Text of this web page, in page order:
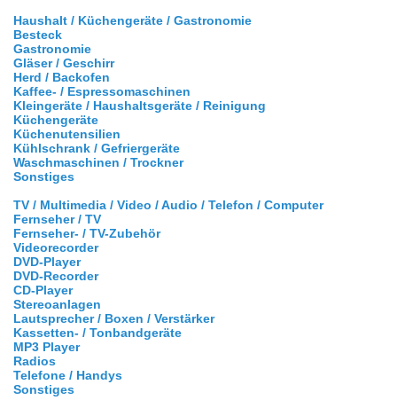
Haushalt / Küchengeräte / Gastronomie
Besteck
Gastronomie
Gläser / Geschirr
Herd / Backofen
Kaffee- / Espressomaschinen
Kleingeräte / Haushaltsgeräte / Reinigung
Küchengeräte
Küchenutensilien
Kühlschrank / Gefriergeräte
Waschmaschinen / Trockner
Sonstiges
TV / Multimedia / Video / Audio / Telefon / Computer
Fernseher / TV
Fernseher- / TV-Zubehör
Videorecorder
DVD-Player
DVD-Recorder
CD-Player
Stereoanlagen
Lautsprecher / Boxen / Verstärker
Kassetten- / Tonbandgeräte
MP3 Player
Radios
Telefone / Handys
Sonstiges